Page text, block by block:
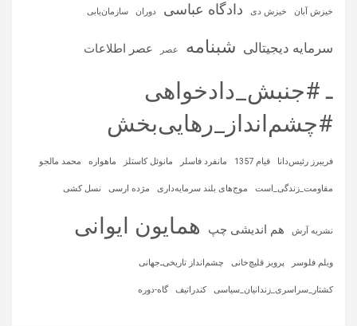
خیزش آبان خیزش دی دادگاه عباسی دوران سازمان‌یابی
سرمایه‌ دیجیتالی شبنامه عصر عصر اطلاعات
ـ #جنبش_دادخواهی
#چشم‌انداز_رهایی‌بخش
فریبرز رئیس‌دانا قیام 1357 مانفرد فاسلر مانوئل کاستلز ماهواره‌ محمد مالجو
مقاومت_زندگی_است موج‌های بلند سرمایه‌داری مژده ارسی نسل کشی
نشریه آرش هم اندیشی چپ همایون ایوانی
ویلم فلوسر پرویز قلیچ‌خانی چشم‌انداز تاریخی‌ـ‌جهانی
کشتار_سراسری_زندانیان_سیاسی کندراتیف گاه-دوره